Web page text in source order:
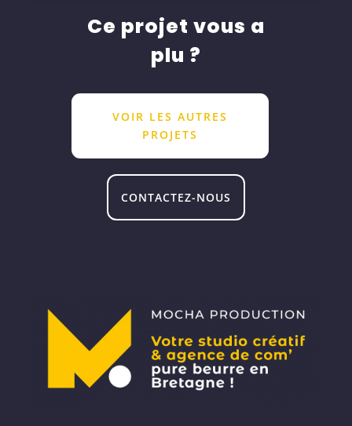
Ce projet vous a
plu ?
VOIR LES AUTRES
PROJETS
CONTACTEZ-NOUS